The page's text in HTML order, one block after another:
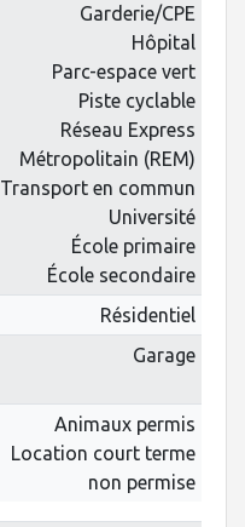
Garderie/CPE
Hôpital
Parc-espace vert
Piste cyclable
Réseau Express
Métropolitain (REM)
Transport en commun
Université
École primaire
École secondaire
Résidentiel
Garage
Animaux permis
Location court terme
non permise